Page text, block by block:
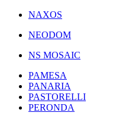
NAXOS
NEODOM
NS MOSAIC
PAMESA
PANARIA
PASTORELLI
PERONDA